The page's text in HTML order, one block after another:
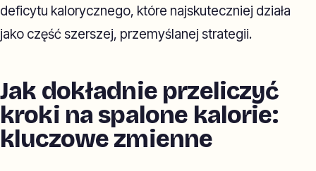
deficytu kalorycznego, które najskuteczniej działa
jako część szerszej, przemyślanej strategii.
Jak dokładnie przeliczyć
kroki na spalone kalorie:
kluczowe zmienne